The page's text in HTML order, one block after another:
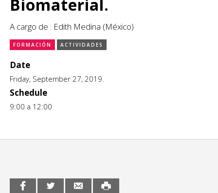
CCE en el interior/libros
Espacio itinerante de lectura infantil
Formación
Género y Diversidad
Infantil y Juvenil
Letras
Biomaterial.
A cargo de : Edith Medina (México)
FORMACIÓN ACTIVIDADES
Date
Friday, September 27, 2019.
Schedule
9:00 a 12:00